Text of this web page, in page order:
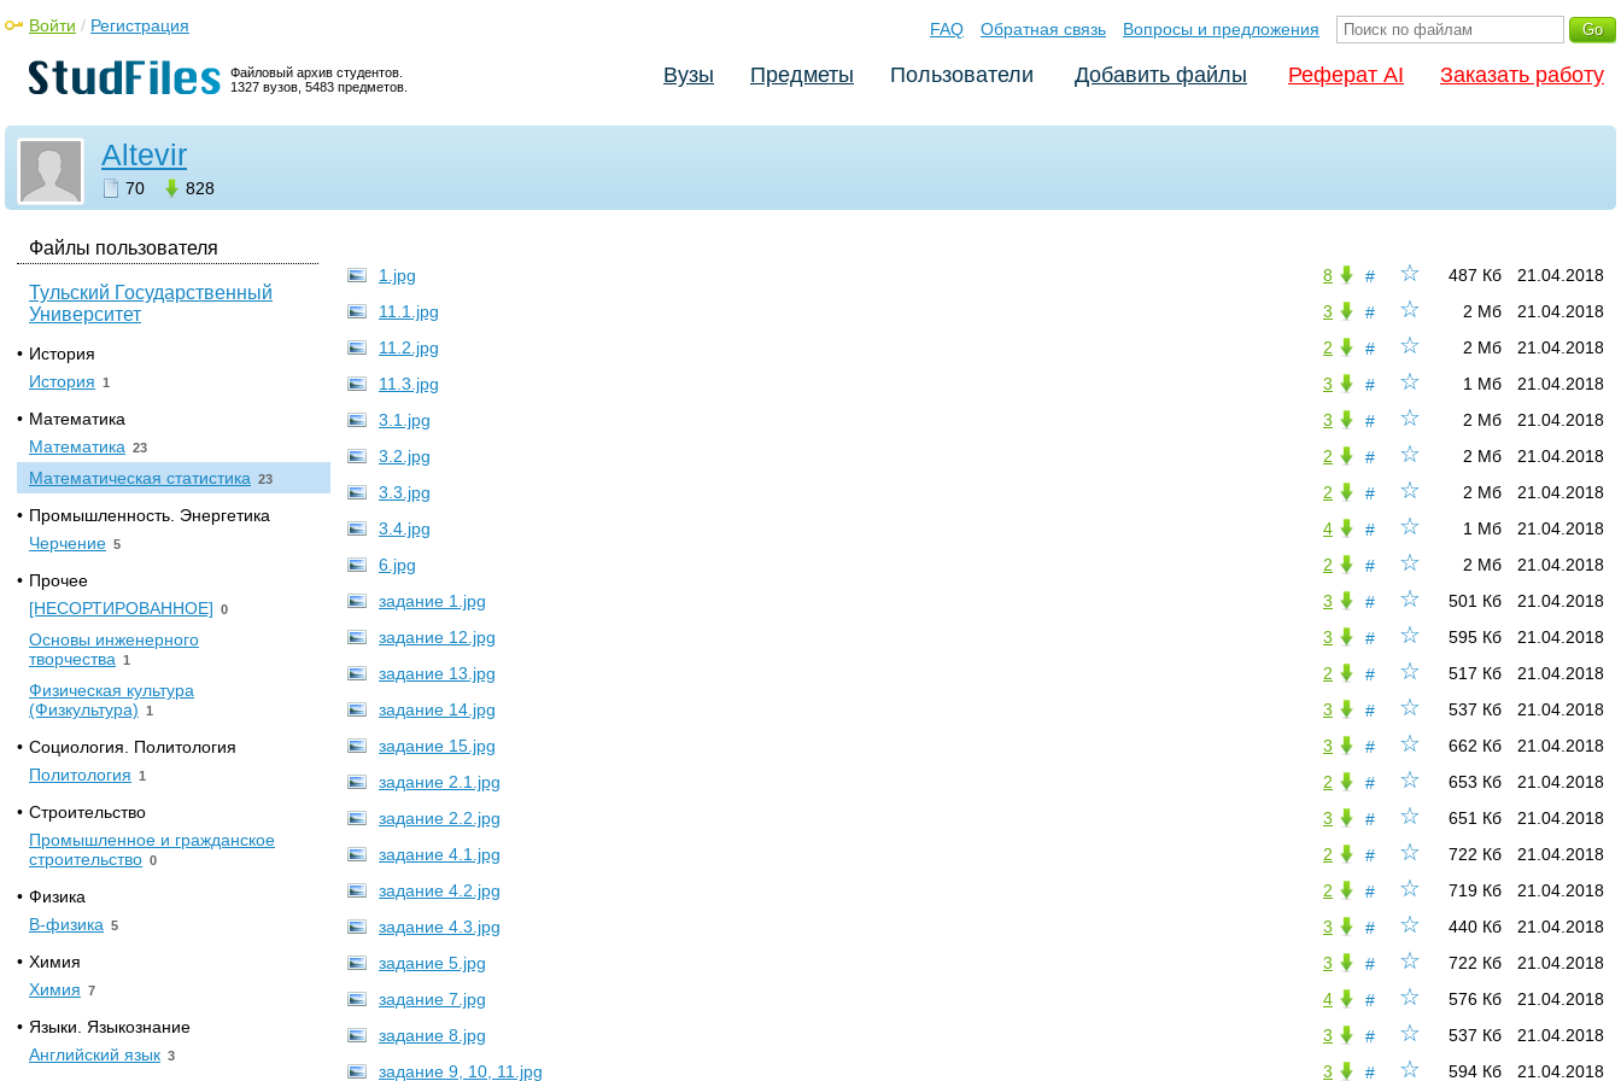
Файловый архив студентов.
1327 вузов, 5483 предметов.
Войти / Регистрация FAQ Обратная связь Вопросы и предложения
Вузы Предметы Пользователи Добавить файлы Реферат AI Заказать работу
Altevir
70 828
Файлы пользователя
Тульский Государственный
Университет
• История
История 1
• Математика
Математика 23
Математическая статистика 23
• Промышленность. Энергетика
Черчение 5
• Прочее
[НЕСОРТИРОВАННОЕ] 0
Основы инженерного
творчества 1
Физическая культура
(Физкультура) 1
• Социология. Политология
Политология 1
• Строительство
Промышленное и гражданское
строительство 0
• Физика
B-физика 5
• Химия
Химия 7
• Языки. Языкознание
Английский язык 3
☆
# 21.04.2018
487 Кб
8
1.jpg
☆
# 21.04.2018
2 Мб
3
11.1.jpg
☆
# 21.04.2018
2 Мб
2
11.2.jpg
☆
# 21.04.2018
1 Мб
3
11.3.jpg
☆
# 21.04.2018
2 Мб
3
3.1.jpg
☆
# 21.04.2018
2 Мб
2
3.2.jpg
☆
# 21.04.2018
2 Мб
2
3.3.jpg
☆
# 21.04.2018
1 Мб
4
3.4.jpg
☆
# 21.04.2018
2 Мб
2
6.jpg
☆
# 21.04.2018
501 Кб
3
задание 1.jpg
☆
# 21.04.2018
595 Кб
3
задание 12.jpg
☆
# 21.04.2018
517 Кб
2
задание 13.jpg
☆
# 21.04.2018
537 Кб
3
задание 14.jpg
☆
# 21.04.2018
662 Кб
3
задание 15.jpg
☆
# 21.04.2018
653 Кб
2
задание 2.1.jpg
☆
# 21.04.2018
651 Кб
3
задание 2.2.jpg
☆
# 21.04.2018
722 Кб
2
задание 4.1.jpg
☆
# 21.04.2018
719 Кб
2
задание 4.2.jpg
☆
# 21.04.2018
440 Кб
3
задание 4.3.jpg
☆
# 21.04.2018
722 Кб
3
задание 5.jpg
☆
# 21.04.2018
576 Кб
4
задание 7.jpg
☆
# 21.04.2018
537 Кб
3
задание 8.jpg
☆
# 21.04.2018
594 Кб
3
задание 9, 10, 11.jpg